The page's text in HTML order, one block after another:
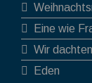
Eine wie
Wir
Eden